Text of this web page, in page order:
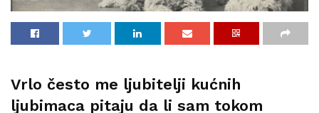
Vrlo često me ljubitelji kućnih
ljubimaca pitaju da li sam tokom